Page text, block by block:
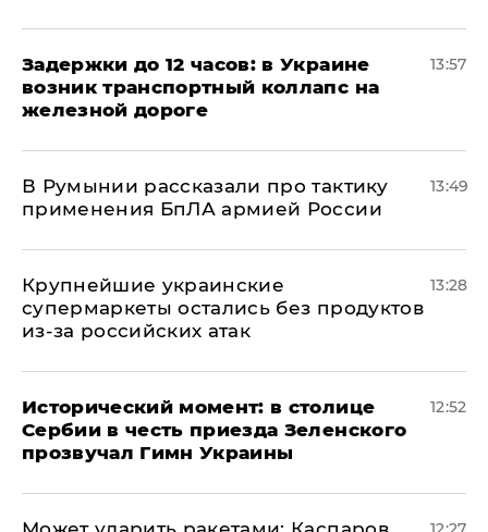
Задержки до 12 часов: в Украине
возник транспортный коллапс на
железной дороге
13:57
В Румынии рассказали про тактику
применения БпЛА армией России
13:49
Крупнейшие украинские
супермаркеты остались без продуктов
из-за российских атак
13:28
Исторический момент: в столице
Сербии в честь приезда Зеленского
прозвучал Гимн Украины
12:52